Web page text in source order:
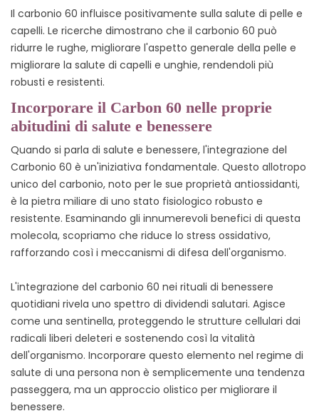
Il carbonio 60 influisce positivamente sulla salute di pelle e
capelli. Le ricerche dimostrano che il carbonio 60 può
ridurre le rughe, migliorare l'aspetto generale della pelle e
migliorare la salute di capelli e unghie, rendendoli più
robusti e resistenti.
Incorporare il Carbon 60 nelle proprie
abitudini di salute e benessere
Quando si parla di salute e benessere, l'integrazione del
Carbonio 60 è un'iniziativa fondamentale. Questo allotropo
unico del carbonio, noto per le sue proprietà antiossidanti,
è la pietra miliare di uno stato fisiologico robusto e
resistente. Esaminando gli innumerevoli benefici di questa
molecola, scopriamo che riduce lo stress ossidativo,
rafforzando così i meccanismi di difesa dell'organismo.
L'integrazione del carbonio 60 nei rituali di benessere
quotidiani rivela uno spettro di dividendi salutari. Agisce
come una sentinella, proteggendo le strutture cellulari dai
radicali liberi deleteri e sostenendo così la vitalità
dell'organismo. Incorporare questo elemento nel regime di
salute di una persona non è semplicemente una tendenza
passeggera, ma un approccio olistico per migliorare il
benessere.